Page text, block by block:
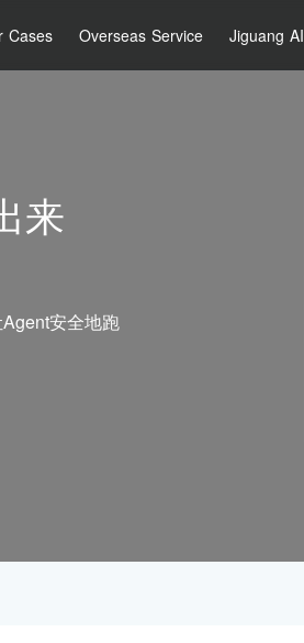
Cases Overseas Service Jiguang AI
来
安全地跑